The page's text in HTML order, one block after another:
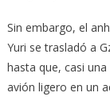
Sin embargo, el
Yuri se trasladó a
hasta que, casi
avión ligero en un